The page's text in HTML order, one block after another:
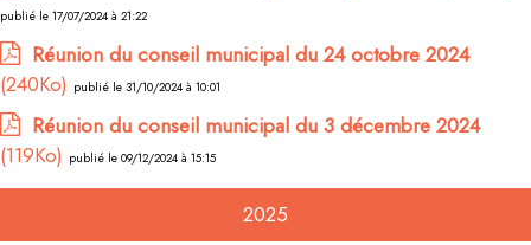
publié le 17/07/2024 à 21:22
Réunion du conseil municipal du 24 octobre 2024
(240Ko) publié le 31/10/2024 à 10:01
Réunion du conseil municipal du 3 décembre 2024
(119Ko) publié le 09/12/2024 à 15:15
2025